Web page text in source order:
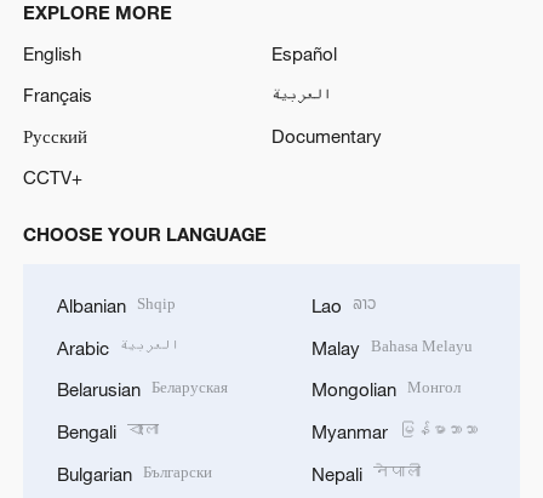
EXPLORE MORE
English
Español
Français
العربية
Русский
Documentary
CCTV+
CHOOSE YOUR LANGUAGE
Albanian Shqip
Arabic العربية
Belarusian Беларуская
Bengali বাংলা
Bulgarian Български
Lao ລາວ
Malay Bahasa Melayu
Mongolian Монгол
Myanmar မြန်မာဘာသာ
Nepali नेपाली